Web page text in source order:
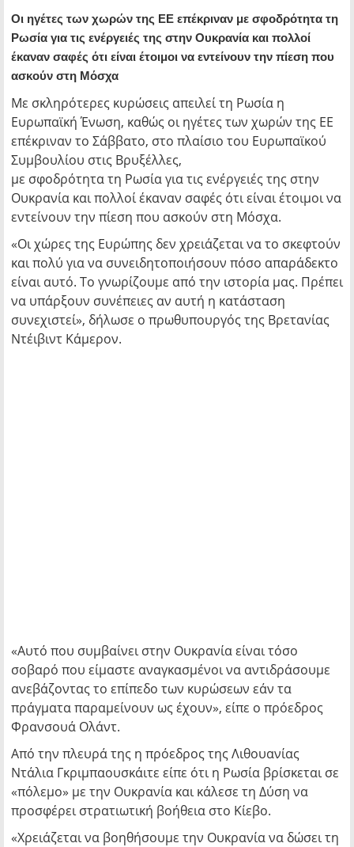
Οι ηγέτες των χωρών της ΕΕ επέκριναν με σφοδρότητα τη
Ρωσία για τις ενέργειές της στην Ουκρανία και πολλοί
έκαναν σαφές ότι είναι έτοιμοι να εντείνουν την πίεση που
ασκούν στη Μόσχα
Με σκληρότερες κυρώσεις απειλεί τη Ρωσία η
Ευρωπαϊκή Ένωση, καθώς οι ηγέτες των χωρών της ΕΕ
επέκριναν το Σάββατο, στο πλαίσιο του Ευρωπαϊκού
Συμβουλίου στις Βρυξέλλες,
με σφοδρότητα τη Ρωσία για τις ενέργειές της στην
Ουκρανία και πολλοί έκαναν σαφές ότι είναι έτοιμοι να
εντείνουν την πίεση που ασκούν στη Μόσχα.
«Οι χώρες της Ευρώπης δεν χρειάζεται να το σκεφτούν
και πολύ για να συνειδητοποιήσουν πόσο απαράδεκτο
είναι αυτό. Το γνωρίζουμε από την ιστορία μας. Πρέπει
να υπάρξουν συνέπειες αν αυτή η κατάσταση
συνεχιστεί», δήλωσε ο πρωθυπουργός της Βρετανίας
Ντέιβιντ Κάμερον.
«Αυτό που συμβαίνει στην Ουκρανία είναι τόσο
σοβαρό που είμαστε αναγκασμένοι να αντιδράσουμε
ανεβάζοντας το επίπεδο των κυρώσεων εάν τα
πράγματα παραμείνουν ως έχουν», είπε ο πρόεδρος
Φρανσουά Ολάντ.
Από την πλευρά της η πρόεδρος της Λιθουανίας
Ντάλια Γκριμπαουσκάιτε είπε ότι η Ρωσία βρίσκεται σε
«πόλεμο» με την Ουκρανία και κάλεσε τη Δύση να
προσφέρει στρατιωτική βοήθεια στο Κίεβο.
«Χρειάζεται να βοηθήσουμε την Ουκρανία να δώσει τη